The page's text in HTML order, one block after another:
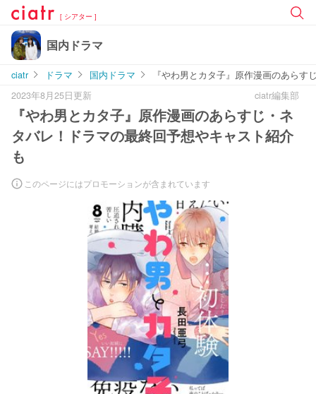
[ シアター ]
国内ドラマ
ciatr ドラマ 国内ドラマ
『やわ男とカタ子』原作漫画のあら
2023年8月25日更新
ciatr編集部
『やわ男とカタ子』原作漫画のあらすじ・ネ
タバレ！ドラマの最終回予想やキャスト紹介
も
このページにはプロモーションが含まれています